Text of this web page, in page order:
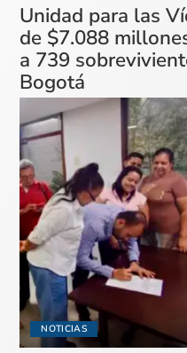
Unidad para las
de $7.088
a 739
Bogotá
NOTICIAS